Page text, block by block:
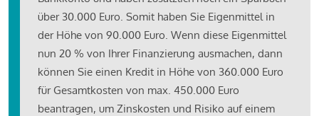
über 30.000 Euro. Somit haben Sie Eigenmittel in
der Höhe von 90.000 Euro. Wenn diese Eigenmittel
nun 20 % von Ihrer Finanzierung ausmachen, dann
können Sie einen Kredit in Höhe von 360.000 Euro
für Gesamtkosten von max. 450.000 Euro
beantragen, um Zinskosten und Risiko auf einem